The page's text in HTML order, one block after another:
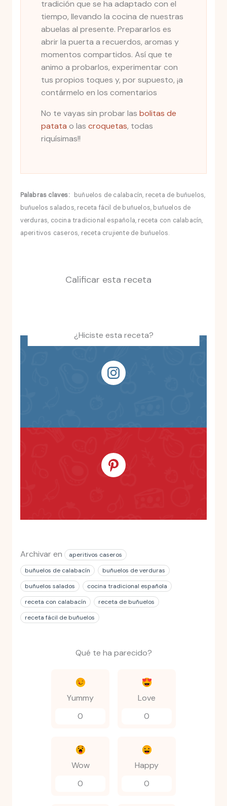
tradición que se ha adaptado con el
tiempo, llevando la cocina de nuestras
abuelas al presente. Prepararlos es
abrir la puerta a recuerdos, aromas y
momentos compartidos. Así que te
animo a probarlos, experimentar con
tus propios toques y, por supuesto, ¡a
contármelo en los comentarios
No te vayas sin probar las bolitas de
patata o las croquetas, todas
riquísimas!!
Palabras claves:
buñuelos de calabacín, receta de buñuelos,
buñuelos salados, receta fácil de buñuelos, buñuelos de
verduras, cocina tradicional española, receta con calabacín,
aperitivos caseros, receta crujiente de buñuelos.
Calificar esta receta
¿Hiciste esta receta?
Archivar en
aperitivos caseros
buñuelos de calabacín
buñuelos de verduras
buñuelos salados
cocina tradicional española
receta con calabacín
receta de buñuelos
receta fácil de buñuelos
Qué te ha parecido?
Yummy
0
Love
0
Wow
0
Happy
0